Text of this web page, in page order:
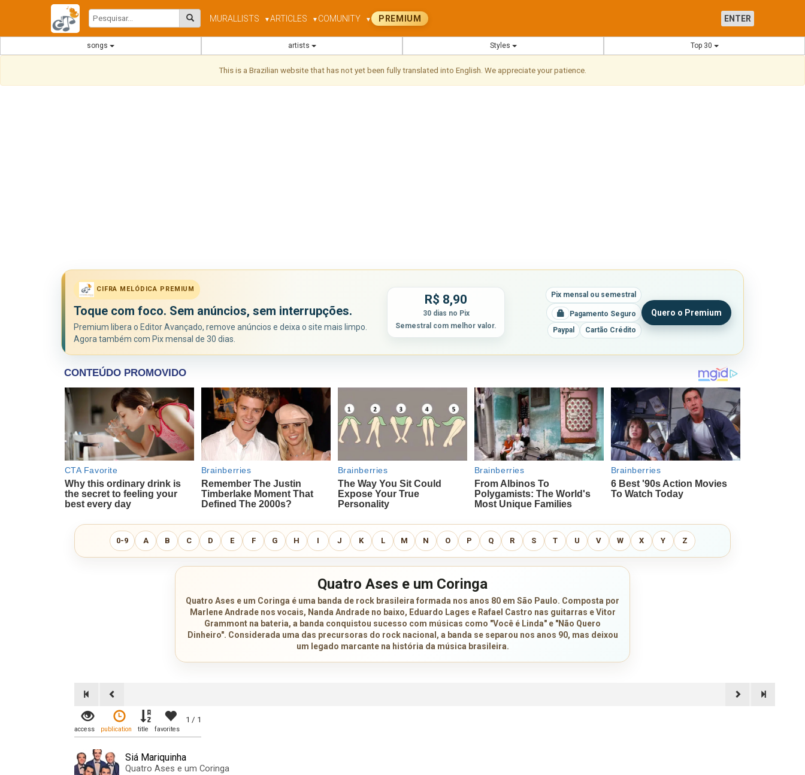
MURAL LISTS ▼ARTICLES ▼ COMUNITY ▼ PREMIUM ENTER
songs artists Styles Top 30
This is a Brazilian website that has not yet been fully translated into English. We appreciate your patience.
CIFRA MELÓDICA PREMIUM
Toque com foco. Sem anúncios, sem interrupções.
Premium libera o Editor Avançado, remove anúncios e deixa o site mais limpo.
Agora também com Pix mensal de 30 dias.
R$ 8,90
30 dias no Pix
Semestral com melhor valor.
Pix mensal ou semestral
Pagamento Seguro
Paypal
Cartão Crédito
Quero o Premium
0-9 A B C D E F G H I J K L M N O P Q R S T U V W X Y Z
Quatro Ases e um Coringa
Quatro Ases e um Coringa é uma banda de rock brasileira formada nos anos 80 em São Paulo. Composta por
Marlene Andrade nos vocais, Nanda Andrade no baixo, Eduardo Lages e Rafael Castro nas guitarras e Vitor
Grammont na bateria, a banda conquistou sucesso com músicas como "Você é Linda" e "Não Quero
Dinheiro". Considerada uma das precursoras do rock nacional, a banda se separou nos anos 90, mas deixou
um legado marcante na história da música brasileira.
1 / 1
access publication title favorites
Siá Mariquinha
Quatro Ases e um Coringa